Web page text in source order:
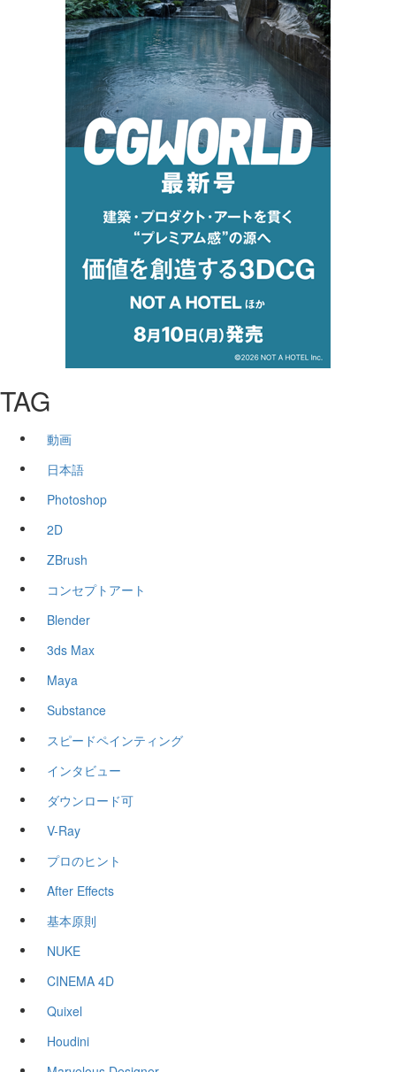
TAG
動画
日本語
Photoshop
2D
ZBrush
コンセプトアート
Blender
3ds Max
Maya
Substance
スピードペインティング
インタビュー
ダウンロード可
V-Ray
プロのヒント
After Effects
基本原則
NUKE
CINEMA 4D
Quixel
Houdini